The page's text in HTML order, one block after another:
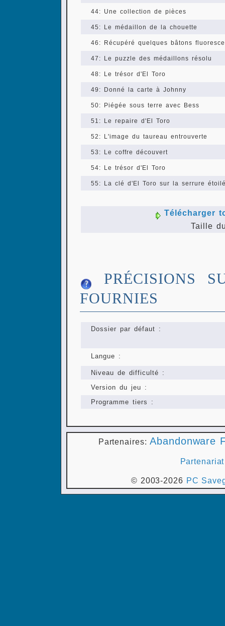
44: Une collection de pièces
45: Le médaillon de la chouette
46: Récupéré quelques bâtons
47: Le puzzle des médaillons résolu
48: Le trésor d'El Toro
49: Donné la carte à Johnny
50: Piégée sous terre avec Bess
51: Le repaire d'El Toro
52: L'image du taureau entrouverte
53: Le coffre découvert
54: Le trésor d'El Toro
55: La clé d'El Toro sur la serrure
Télécharger
Taille
PRÉCISIONS
FOURNIES
Dossier par défaut :
Langue :
Niveau de difficulté :
Version du jeu :
Programme tiers :
Partenaires:Abandonware
Partenariat
© 2003-2026 PC